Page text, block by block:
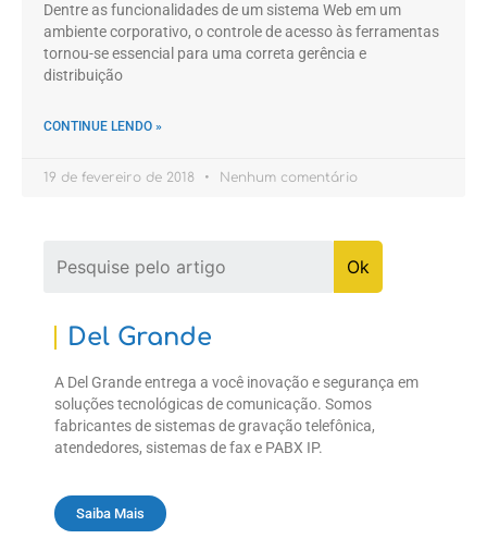
Dentre as funcionalidades de um sistema Web em um
ambiente corporativo, o controle de acesso às ferramentas
tornou-se essencial para uma correta gerência e
distribuição
CONTINUE LENDO »
19 de fevereiro de 2018 Nenhum comentário
Del Grande
A Del Grande entrega a você inovação e segurança em
soluções tecnológicas de comunicação. Somos
fabricantes de sistemas de gravação telefônica,
atendedores, sistemas de fax e PABX IP.
Saiba Mais